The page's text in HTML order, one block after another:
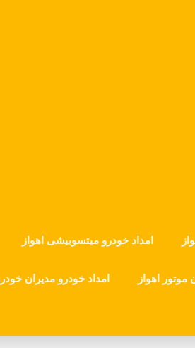
امداد خودرو میتسوبیشی اهواز
موتور اهواز امداد خودرو مدیران